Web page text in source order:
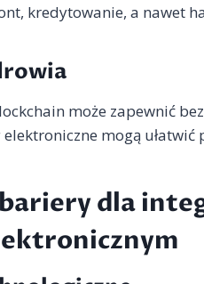
kredytowanie, a nawet
może zapewnić
mogą
dla